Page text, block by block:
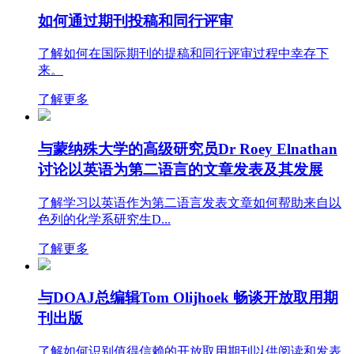
如何通过期刊投稿和同行评审
了解如何在国际期刊的提稿和同行评审过程中幸存下
来。
了解更多
与蒙纳殊大学的高级研究员Dr Roey Elnathan
讨论以英语为第二语言的文章发表及其发展
了解学习以英语作为第二语言发表文章如何帮助来自以
色列的化学系研究生D...
了解更多
与DOAJ总编辑Tom Olijhoek 畅谈开放取用期
刊出版
了解如何识别值得信赖的开放取用期刊以供阅读和发表